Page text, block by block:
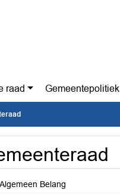
raad Gemeentepolitiek
Algemeen Belang